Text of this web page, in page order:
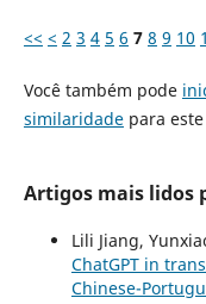
<< < 2 3 4 5 6 7 8 9 10
Você também pode
similaridadepara
Artigos mais lidos
Lili Jiang,
ChatGPT in
Chinese-